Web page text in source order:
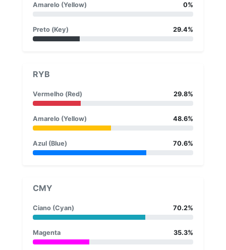
Amarelo (Yellow) 0%
Preto (Key) 29.4%
RYB
Vermelho (Red) 29.8%
Amarelo (Yellow) 48.6%
Azul (Blue) 70.6%
CMY
Ciano (Cyan) 70.2%
Magenta 35.3%